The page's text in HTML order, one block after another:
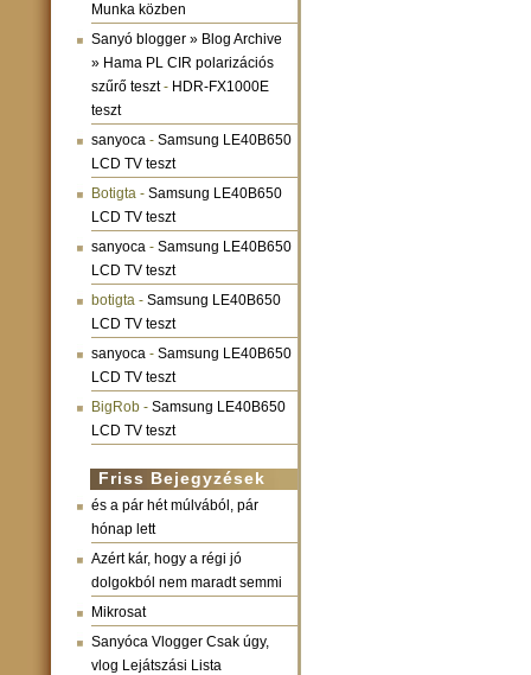
Munka közben
Sanyó blogger » Blog Archive
» Hama PL CIR polarizációs
szűrő teszt- HDR-FX1000E
teszt
sanyoca - Samsung LE40B650
LCD TV teszt
Botigta - Samsung LE40B650
LCD TV teszt
sanyoca - Samsung LE40B650
LCD TV teszt
botigta - Samsung LE40B650
LCD TV teszt
sanyoca - Samsung LE40B650
LCD TV teszt
BigRob - Samsung LE40B650
LCD TV teszt
Friss Bejegyzések
és a pár hét múlvából, pár
hónap lett
Azért kár, hogy a régi jó
dolgokból nem maradt semmi
Mikrosat
Sanyóca Vlogger Csak úgy,
vlog Lejátszási Lista